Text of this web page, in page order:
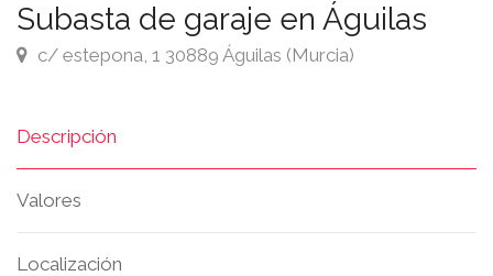
Subasta de garaje en Águilas
c/ estepona, 1 30889 Águilas (Murcia)
Descripción
Valores
Localización